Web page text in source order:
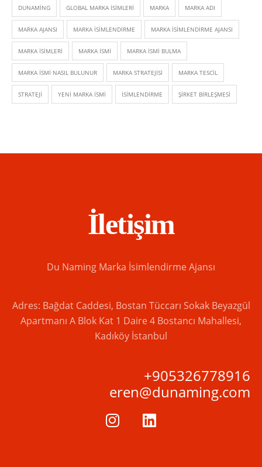
DUNAMING GLOBAL MARKA ISIMLERI MARKA MARKA ADI
MARKA AJANSI MARKA ISIMLENDIRME MARKA ISIMLENDIRME AJANSI
MARKA ISIMLERI MARKA ISMI MARKA ISMI BULMA
MARKA ISMI NASIL BULUNUR MARKA STRATEJISI MARKA TESCIL
STRATEJI YENI MARKA ISMI İSIMLENDIRME ŞIRKET BIRLEŞMESI
İletişim
Du Naming Marka İsimlendirme Ajansı
Adres: Bağdat Caddesi, Bostan Tüccarı Sokak Beyazgül
Apartmanı A Blok Kat 1 Daire 4 Bostancı Mahallesi,
Kadıköy İstanbul
+905326778916
eren@dunaming.com